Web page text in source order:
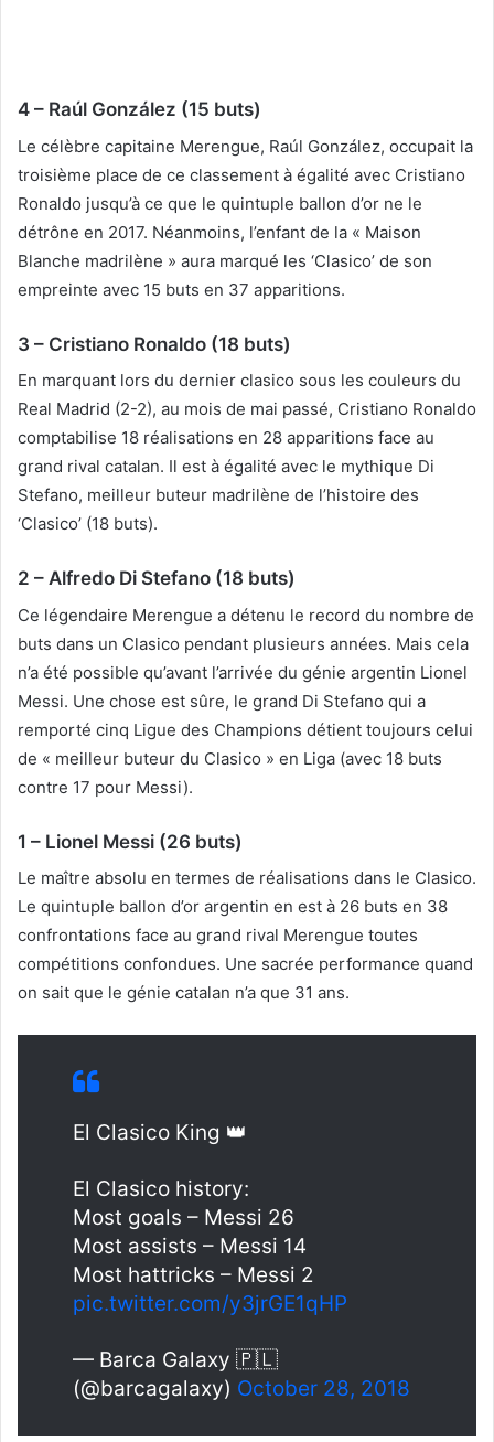
4 – Raúl González (15 buts)
Le célèbre capitaine Merengue, Raúl González, occupait la
troisième place de ce classement à égalité avec Cristiano
Ronaldo jusqu’à ce que le quintuple ballon d’or ne le
détrône en 2017. Néanmoins, l’enfant de la « Maison
Blanche madrilène » aura marqué les ‘Clasico’ de son
empreinte avec 15 buts en 37 apparitions.
3 – Cristiano Ronaldo (18 buts)
En marquant lors du dernier clasico sous les couleurs du
Real Madrid (2-2), au mois de mai passé, Cristiano Ronaldo
comptabilise 18 réalisations en 28 apparitions face au
grand rival catalan. Il est à égalité avec le mythique Di
Stefano, meilleur buteur madrilène de l’histoire des
‘Clasico’ (18 buts).
2 – Alfredo Di Stefano (18 buts)
Ce légendaire Merengue a détenu le record du nombre de
buts dans un Clasico pendant plusieurs années. Mais cela
n’a été possible qu’avant l’arrivée du génie argentin Lionel
Messi. Une chose est sûre, le grand Di Stefano qui a
remporté cinq Ligue des Champions détient toujours celui
de « meilleur buteur du Clasico » en Liga (avec 18 buts
contre 17 pour Messi).
1 – Lionel Messi (26 buts)
Le maître absolu en termes de réalisations dans le Clasico.
Le quintuple ballon d’or argentin en est à 26 buts en 38
confrontations face au grand rival Merengue toutes
compétitions confondues. Une sacrée performance quand
on sait que le génie catalan n’a que 31 ans.
El Clasico King 👑
El Clasico history:
Most goals – Messi 26
Most assists – Messi 14
Most hattricks – Messi 2
pic.twitter.com/y3jrGE1qHP
— Barca Galaxy 🇵🇱
(@barcagalaxy) October 28, 2018